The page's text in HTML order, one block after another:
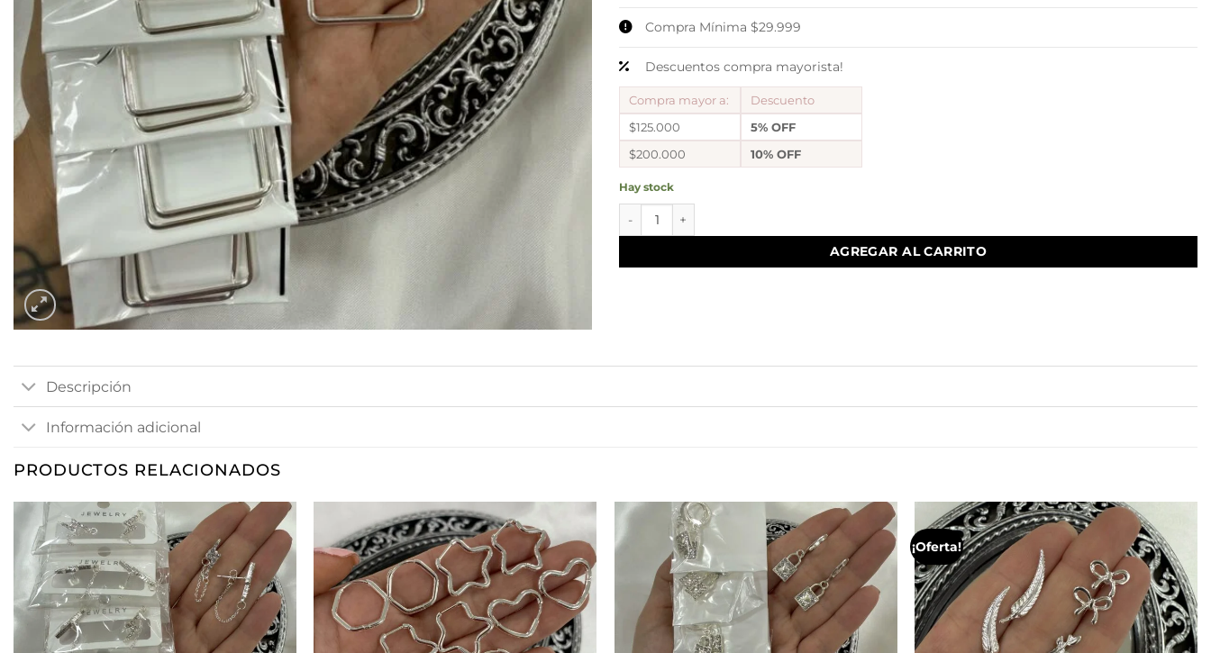
Compra Mínima $29.999
Descuentos compra mayorista!
Compra mayor a:
Descuento
$125.000
5% OFF
$200.000
10% OFF
Hay stock
a a blister kit a x 6 pares argollas clasicas rombo 12 a.b cantidad
AGREGAR AL CARRITO
Descripción
Información adicional
PRODUCTOS RELACIONADOS
¡Oferta!